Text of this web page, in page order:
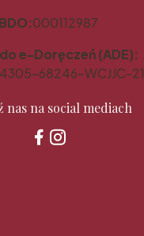
BDO:000112987
e-Doręczeń (ADE):
68246-WCJJC-21
nas na social mediach